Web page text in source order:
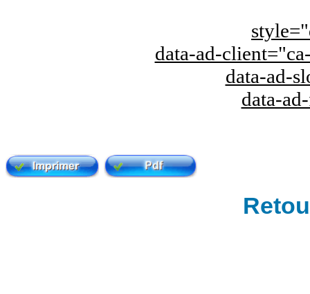
data-ad-
data-ad-
data-